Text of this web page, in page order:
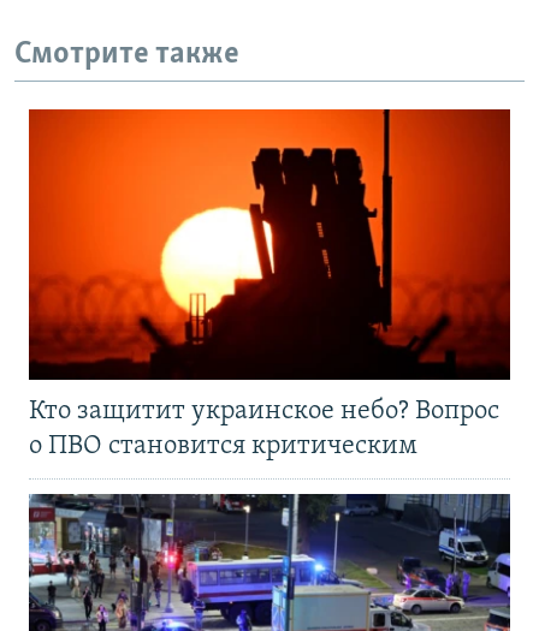
Смотрите также
Кто защитит украинское небо? Вопрос
о ПВО становится критическим